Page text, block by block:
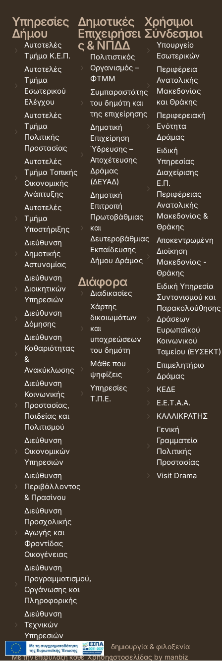
Υπηρεσίες
Δήμου
Αυτοτελές
Τμήμα Κ.Ε.Π.
Αυτοτελές
Τμήμα
Εσωτερικού
Ελέγχου
Αυτοτελές
Τμήμα
Πολιτικής
Προστασίας
Αυτοτελές
Τμήμα Τοπικής
Οικονομικής
Ανάπτυξης
Αυτοτελές
Τμήμα
Υποστήριξης
Διεύθυνση
Δημοτικής
Αστυνομίας
Διεύθυνση
Διοικητικών
Υπηρεσιών
Διεύθυνση
Δόμησης
Διεύθυνση
Καθαριότητας
&
Ανακύκλωσης
Διεύθυνση
Κοινωνικής
Προστασίας,
Παιδείας και
Πολιτισμού
Διεύθυνση
Οικονομικών
Υπηρεσιών
Διεύθυνση
Περιβάλλοντος
& Πρασίνου
Διεύθυνση
Προσχολικής
Αγωγής και
Φροντίδας
Οικογένειας
Διεύθυνση
Προγραμματισμού,
Οργάνωσης και
Πληροφορικής
Διεύθυνση
Τεχνικών
Υπηρεσιών
Δημοτικές
Επιχειρήσει
ς & ΝΠΔΔ
Πολιτιστικός
Οργανισμός –
ΦΤΜΜ
Συμπαραστάτης
του δημότη και
της επιχείρησης
Δημοτική
Επιχείρηση
Ύδρευσης –
Αποχέτευσης
Δράμας
(ΔΕΥΑΔ)
Δημοτική
Επιτροπή
Πρωτοβάθμιας
και
Δευτεροβάθμιας
Εκπαίδευσης
Δήμου Δράμας
Διάφορα
Διαδικασίες
Χάρτης
δικαιωμάτων
και
υποχρεώσεων
του δημότη
Μάθε που
ψηφίζεις
Υπηρεσίες
Τ.Π.Ε.
Χρήσιμοι
Σύνδεσμοι
Υπουργείο
Εσωτερικών
Περιφέρεια
Ανατολικής
Μακεδονίας
και Θράκης
Περιφερειακή
Ενότητα
Δράμας
Ειδική
Υπηρεσίας
Διαχείρισης
Ε.Π.
Περιφέρειας
Ανατολικής
Μακεδονίας &
Θράκης
Αποκεντρωμένη
Διοίκηση
Μακεδονίας -
Θράκης
Ειδική Υπηρεσία
Συντονισμού και
Παρακολούθησης
Δράσεων
Ευρωπαϊκού
Κοινωνικού
Ταμείου (ΕΥΣΕΚΤ)
Επιμελητήριο
Δράμας
ΚΕΔΕ
Ε.Ε.Τ.Α.Α.
ΚΑΛΛΙΚΡΑΤΗΣ
Γενική
Γραμματεία
Πολιτικής
Προστασίας
Visit Drama
© 2026 Δήμος Δράμας.
Με την επιφύλαξη κάθε
Όροι
Χρήσης
δημιουργία & φιλοξενία
ιστοσελίδας by manbiz